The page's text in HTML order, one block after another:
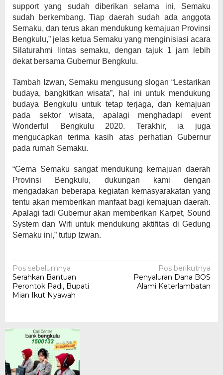
support yang sudah diberikan selama ini, Semaku
sudah berkembang. Tiap daerah sudah ada anggota
Semaku, dan terus akan mendukung kemajuan Provinsi
Bengkulu,” jelas ketua Semaku yang menginisiasi acara
Silaturahmi lintas semaku, dengan tajuk 1 jam lebih
dekat bersama Gubernur Bengkulu.
Tambah Izwan, Semaku mengusung slogan “Lestarikan
budaya, bangkitkan wisata”, hal ini untuk mendukung
budaya Bengkulu untuk tetap terjaga, dan kemajuan
pada sektor wisata, apalagi menghadapi event
Wonderful Bengkulu 2020. Terakhir, ia juga
mengucapkan terima kasih atas perhatian Gubernur
pada rumah Semaku.
“Gema Semaku sangat mendukung kemajuan daerah
Provinsi Bengkulu, dukungan kami dengan
mengadakan beberapa kegiatan kemasyarakatan yang
tentu akan memberikan manfaat bagi kemajuan daerah.
Apalagi tadi Gubernur akan memberikan Karpet, Sound
System dan Wifi untuk mendukung aktifitas di Gedung
Semaku ini,” tutup Izwan.
Navigasi
pos
Pos sebelumnya
Serahkan Bantuan
Perontok Padi, Bupati
Mian Ikut Nyawah
Pos berikutnya
Penyaluran Dana BOS
Alami Keterlambatan